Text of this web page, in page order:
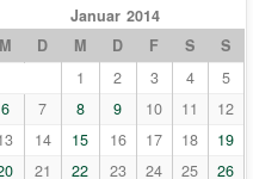
Januar 2014
M
D M D F S
S
1
2 3 4
5
6
7 8 9 10 11
12
14 15 16 17 18
19
21 22 23 24 25
26